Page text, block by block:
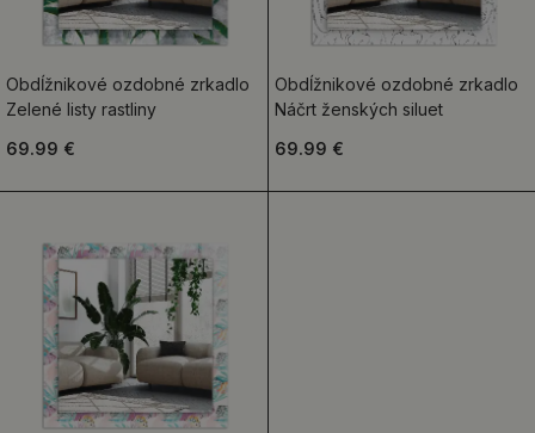
Obdĺžnikové ozdobné zrkadlo
Zelené listy rastliny
69.99 €
Obdĺžnikové ozdobné zrkadlo
Náčrt ženských siluet
69.99 €